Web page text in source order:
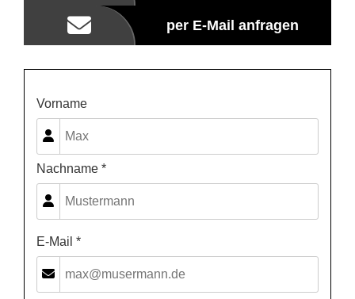
per E-Mail anfragen
Vorname
Nachname *
E-Mail *